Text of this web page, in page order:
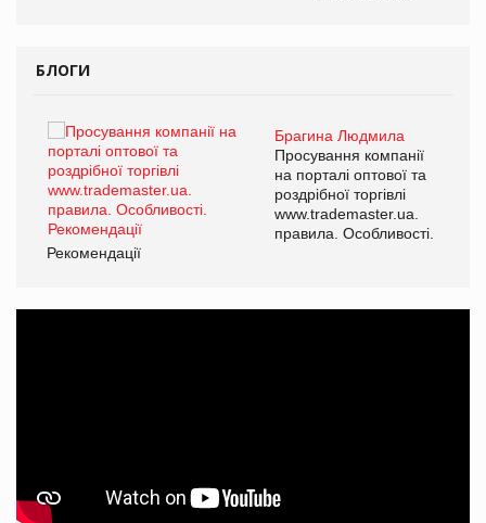
БЛОГИ
Брагина Людмила
Просування компанії
на порталі оптової та
роздрібної торгівлі
www.trademaster.ua.
правила. Особливості.
Рекомендації